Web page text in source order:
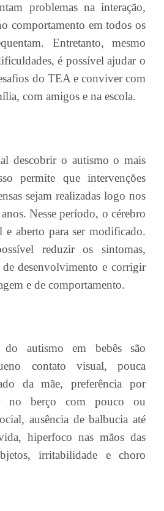
problemas na interação,
comportamento em todos os
Entretanto, mesmo
é possível ajudar o
do TEA e conviver com
com amigos e na escola.
descobrir o autismo o mais
permite que intervenções
sejam realizadas logo nos
Nesse período, o cérebro
e aberto para ser modificado.
reduzir os sintomas,
desenvolvimento e corrigir
e de comportamento.
autismo em bebês são
contato visual, pouca
da mãe, preferência por
no berço com pouco ou
ausência de balbucia até
hiperfoco nas mãos das
irritabilidade e choro